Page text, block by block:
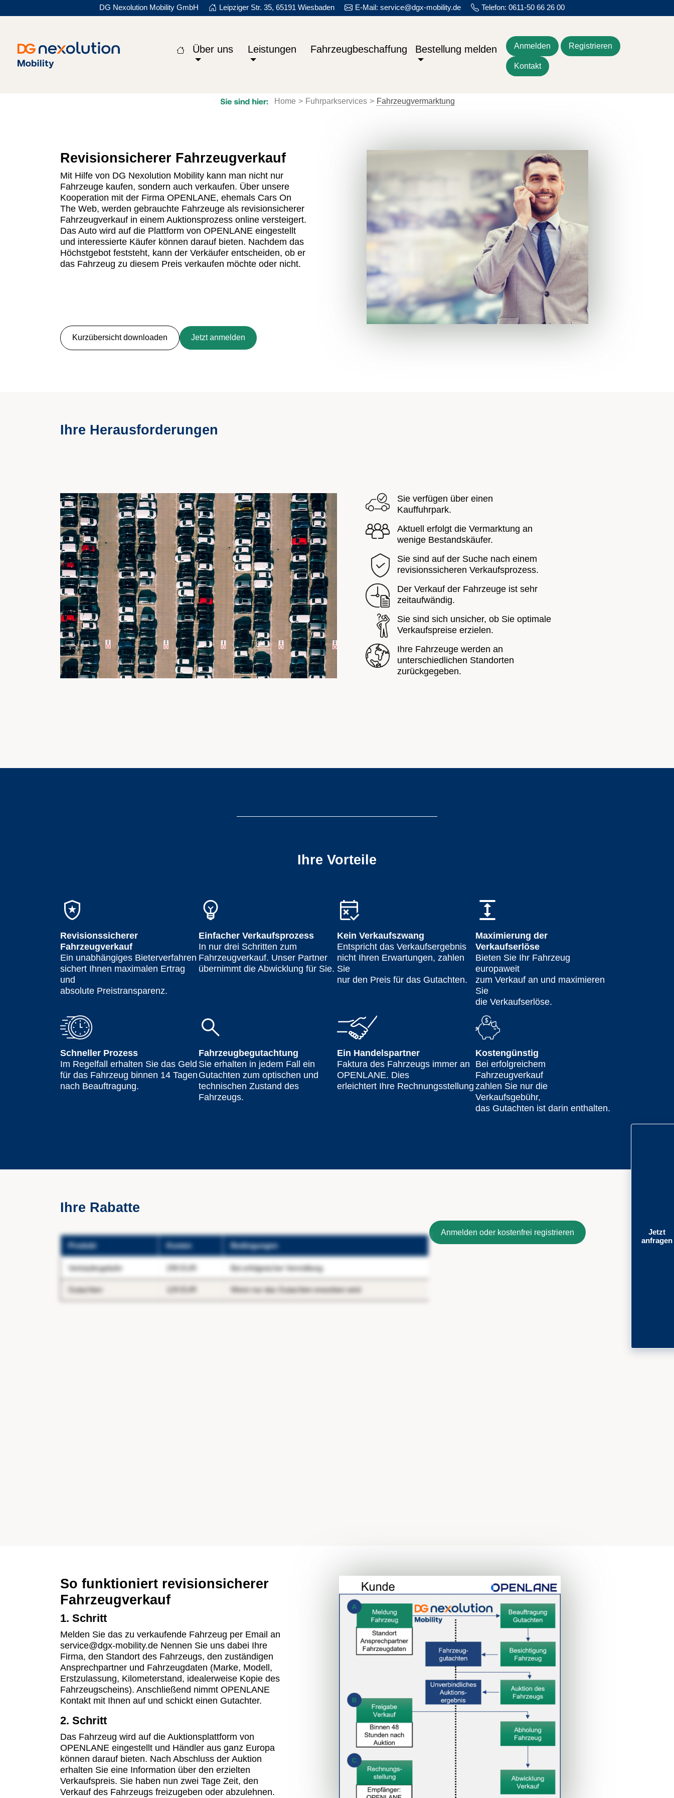
Jetzt
anfragen
DG Nexolution Mobility GmbH Leipziger Str. 35, 65191 Wiesbaden E-Mail: service@dgx-mobility.de Telefon: 0611-50 66 26 00
Zur Startseite
Über uns Leistungen Fahrzeugbeschaffung Bestellung melden Anmelden Registrieren
Kontakt
Home Fuhrparkservices Fahrzeugvermarktung
Revisionsicherer Fahrzeugverkauf
Mit Hilfe von DG Nexolution Mobility kann man nicht nur
Fahrzeuge kaufen, sondern auch verkaufen. Über unsere
Kooperation mit der Firma OPENLANE, ehemals Cars On
The Web, werden gebrauchte Fahrzeuge als revisionsicherer
Fahrzeugverkauf in einem Auktionsprozess online versteigert.
Das Auto wird auf die Plattform von OPENLANE eingestellt
und interessierte Käufer können darauf bieten. Nachdem das
Höchstgebot feststeht, kann der Verkäufer entscheiden, ob er
das Fahrzeug zu diesem Preis verkaufen möchte oder nicht.
Kurzübersicht downloaden Jetzt anmelden
Ihre Herausforderungen
Sie verfügen über einen
Kauffuhrpark.
Aktuell erfolgt die Vermarktung an
wenige Bestandskäufer.
Sie sind auf der Suche nach einem
revisionssicheren Verkaufsprozess.
Der Verkauf der Fahrzeuge ist sehr
zeitaufwändig.
Sie sind sich unsicher, ob Sie optimale
Verkaufspreise erzielen.
Ihre Fahrzeuge werden an
unterschiedlichen Standorten
zurückgegeben.
Ihre Vorteile
Revisionssicherer
Fahrzeugverkauf
Ein unabhängiges Bieterverfahren
sichert Ihnen maximalen Ertrag
und
absolute Preistransparenz.
Einfacher Verkaufsprozess
In nur drei Schritten zum
Fahrzeugverkauf. Unser Partner
übernimmt die Abwicklung für Sie.
Kein Verkaufszwang
Entspricht das Verkaufsergebnis
nicht Ihren Erwartungen, zahlen
Sie
nur den Preis für das Gutachten.
Maximierung der
Verkaufserlöse
Bieten Sie Ihr Fahrzeug
europaweit
zum Verkauf an und maximieren
Sie
die Verkaufserlöse.
Schneller Prozess
Im Regelfall erhalten Sie das Geld
für das Fahrzeug binnen 14 Tagen
nach Beauftragung.
Fahrzeugbegutachtung
Sie erhalten in jedem Fall ein
Gutachten zum optischen und
technischen Zustand des
Fahrzeugs.
Ein Handelspartner
Faktura des Fahrzeugs immer an
OPENLANE. Dies
erleichtert Ihre Rechnungsstellung
Kostengünstig
Bei erfolgreichem
Fahrzeugverkauf
zahlen Sie nur die
Verkaufsgebühr,
das Gutachten ist darin enthalten.
Ihre Rabatte
Produkt Kosten Bedingungen
Verkäufergebühr 299 EUR Bei erfolgreicher Vermittlung
Gutachten 129 EUR Wenn nur das Gutachten erworben wird
Anmelden oder kostenfrei registrieren
So funktioniert revisionsicherer
Fahrzeugverkauf
1. Schritt
Melden Sie das zu verkaufende Fahrzeug per Email an
service@dgx-mobility.de Nennen Sie uns dabei Ihre
Firma, den Standort des Fahrzeugs, den zuständigen
Ansprechpartner und Fahrzeugdaten (Marke, Modell,
Erstzulassung, Kilometerstand, idealerweise Kopie des
Fahrzeugscheins). Anschließend nimmt OPENLANE
Kontakt mit Ihnen auf und schickt einen Gutachter.
2. Schritt
Das Fahrzeug wird auf die Auktionsplattform von
OPENLANE eingestellt und Händler aus ganz Europa
können darauf bieten. Nach Abschluss der Auktion
erhalten Sie eine Information über den erzielten
Verkaufspreis. Sie haben nun zwei Tage Zeit, den
Verkauf des Fahrzeugs freizugeben oder abzulehnen.